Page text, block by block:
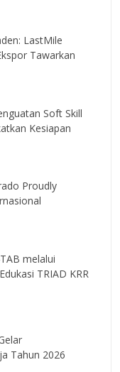
LastMile
Tawarkan
Soft Skill
Kesiapan
Proudly
melalui
TRIAD KRR
Tahun 2026